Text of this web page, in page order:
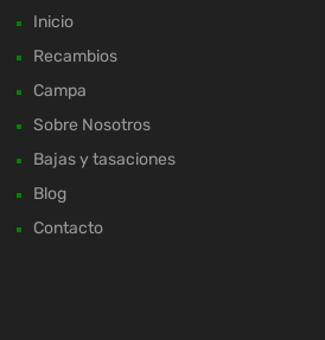
Inicio
Recambios
Campa
Sobre Nosotros
Bajas y tasaciones
Blog
Contacto